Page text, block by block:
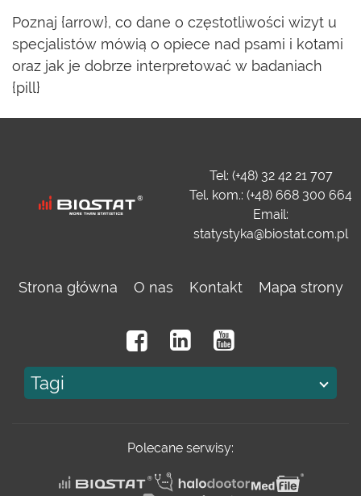
Poznaj {arrow}, co dane o częstotliwości wizyt u
specjalistów mówią o opiece nad psami i kotami
oraz jak je dobrze interpretować w badaniach
{pill}
Tel: (+48) 32 42 21 707
Tel. kom.: (+48) 668 300 664
Email:
statystyka@biostat.com.pl
Strona główna O nas Kontakt Mapa strony
Tagi
Polecane serwisy: